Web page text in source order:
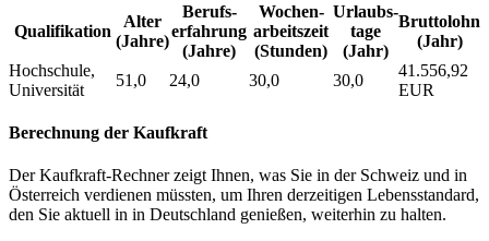
Qualifikation
Alter
(Jahre)
Berufs­
erfahrung
(Jahre)
Wochen­
arbeitszeit
(Stunden)
Urlaubs­
tage
(Jahr)
Bruttolohn
(Jahr)
Hochschule,
Universität
51,0 24,0 30,0 30,0
41.556,92
EUR
Berechnung der Kaufkraft
Der Kaufkraft-Rechner zeigt Ihnen, was Sie in der Schweiz und in
Österreich verdienen müssten, um Ihren derzeitigen Lebensstandard,
den Sie aktuell in in Deutschland genießen, weiterhin zu halten.